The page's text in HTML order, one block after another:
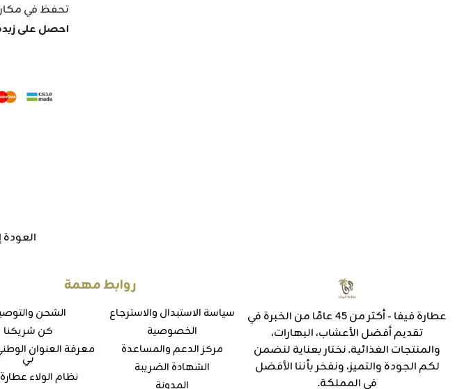
تحفظ في
احصل على زبدة الشيا ناو 198 مل
العودة
عطارة فيفا - أكثر من 45 عامًا من الخبرة في
تقديم أفضل الأعشاب، البهارات،
والمنتجات الغذائية. نختار بعناية لنضمن
لكم الجودة والتميز، ونفخر بأننا الأفضل
في المملكة.
روابط مهمة
سياسة الاستبدال والاسترجاع
الخصوصية
مركز الدعم والمساعدة
الشهادة الضريبة
الشحن
كن شريكنا
معرفة العنوان
بي
نظام الولاء